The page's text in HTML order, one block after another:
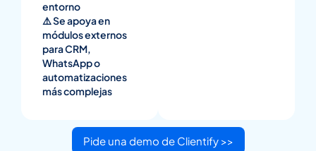
entorno
⚠️ Se apoya en
módulos externos
para CRM,
WhatsApp o
automatizaciones
más complejas
Pide una demo de Clientify >>